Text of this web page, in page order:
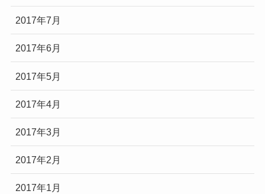
2017年7月
2017年6月
2017年5月
2017年4月
2017年3月
2017年2月
2017年1月